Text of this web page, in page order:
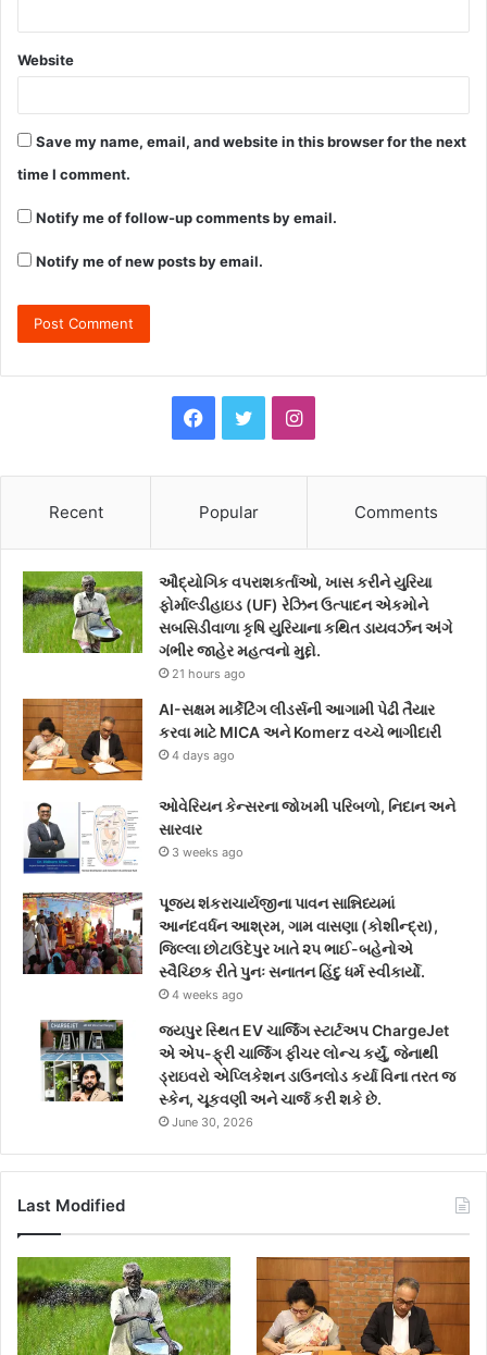
Website
Save my name, email, and website in this browser for the next
time I comment.
Notify me of follow-up comments by email.
Notify me of new posts by email.
c
e
b
o
o
k
i
t
t
e
I
t
a
g
a
Recent Popular Comments
ઔદ્યોગિક વપરાશકર્તાઓ, ખાસ કરીને યુરિયા
ફોર્માલ્ડીહાઇડ (UF) રેઝિન ઉત્પાદન એકમોને
સબસિડીવાળા કૃષિ યુરિયાના કથિત ડાયવર્ઝન અંગે
ગંભીર જાહેર મહત્વનો મુદ્દો.
21 hours ago
AI-સક્ષમ માર્કેટિંગ લીડર્સની આગામી પેઢી તૈયાર
કરવા માટે MICA અને Komerz વચ્ચે ભાગીદારી
4 days ago
ઓવેરિયન કેન્સરના જોખમી પરિબળો, નિદાન અને
સારવાર
3 weeks ago
પૂજ્ય શંકરાચાર્યજીના પાવન સાન્નિધ્યમાં
આનંદવર્ધન આશ્રમ, ગામ વાસણા (કોશીન્દ્રા),
જિલ્લા છોટાઉદેપુર ખાતે ૨૫ ભાઈ-બહેનોએ
સ્વૈચ્છિક રીતે પુનઃ સનાતન હિંદુ ધર્મ સ્વીકાર્યો.
4 weeks ago
જયપુર સ્થિત EV ચાર્જિંગ સ્ટાર્ટઅપ ChargeJet
એ એપ-ફ્રી ચાર્જિંગ ફીચર લોન્ચ કર્યું, જેનાથી
ડ્રાઇવરો એપ્લિકેશન ડાઉનલોડ કર્યા વિના તરત જ
સ્કેન, ચૂકવણી અને ચાર્જ કરી શકે છે.
June 30, 2026
Last Modified